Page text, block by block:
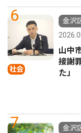
6
社会
金沢
山中
接謝
た」
7
金沢